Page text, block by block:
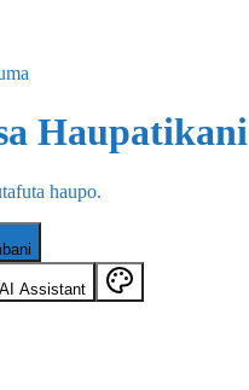
Haupatikani
haupo.
Assistant